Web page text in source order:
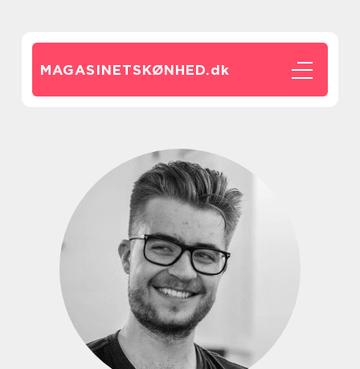
MAGASINETSKØNHED.dk